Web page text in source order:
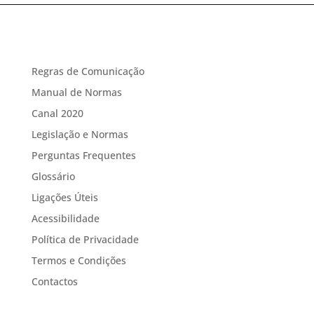
Regras de Comunicação
Manual de Normas
Canal 2020
Legislação e Normas
Perguntas Frequentes
Glossário
Ligações Úteis
Acessibilidade
Política de Privacidade
Termos e Condições
Contactos